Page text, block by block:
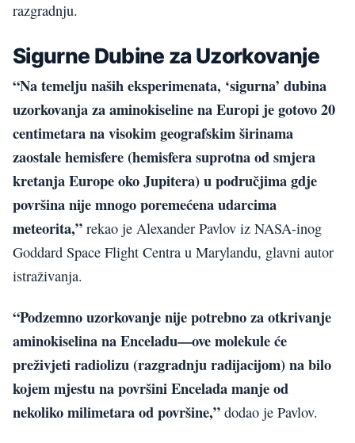
razgradnju.
Sigurne Dubine za Uzorkovanje
“Na temelju naših eksperimenata, ‘sigurna’ dubina
uzorkovanja za aminokiseline na Europi je gotovo 20
centimetara na visokim geografskim širinama
zaostale hemisfere (hemisfera suprotna od smjera
kretanja Europe oko Jupitera) u područjima gdje
površina nije mnogo poremećena udarcima
meteorita,” rekao je Alexander Pavlov iz NASA-inog
Goddard Space Flight Centra u Marylandu, glavni autor
istraživanja.
“Podzemno uzorkovanje nije potrebno za otkrivanje
aminokiselina na Enceladu—ove molekule će
preživjeti radiolizu (razgradnju radijacijom) na bilo
kojem mjestu na površini Encelada manje od
nekoliko milimetara od površine,” dodao je Pavlov.